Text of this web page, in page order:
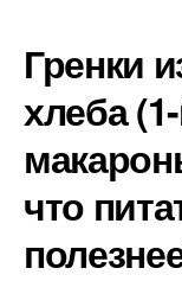
Гренки
хлеба
что